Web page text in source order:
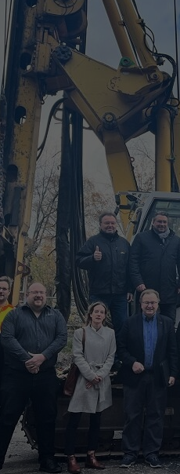
Zweck
Zweck
Name
Anbieter
Laufzeit
Zweck